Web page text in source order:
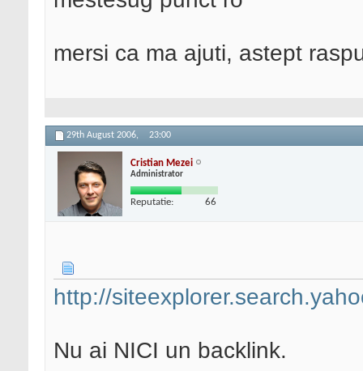
mersi ca ma ajuti, astept
29th August 2006, 23:00
Cristian Mezei
Administrator
Reputatie: 66
http://
Nu ai NICI un backlink.